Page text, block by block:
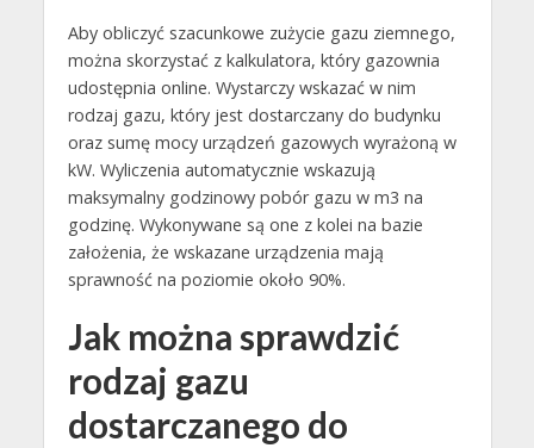
Aby obliczyć szacunkowe zużycie gazu ziemnego,
można skorzystać z kalkulatora, który gazownia
udostępnia online. Wystarczy wskazać w nim
rodzaj gazu, który jest dostarczany do budynku
oraz sumę mocy urządzeń gazowych wyrażoną w
kW. Wyliczenia automatycznie wskazują
maksymalny godzinowy pobór gazu w m3 na
godzinę. Wykonywane są one z kolei na bazie
założenia, że wskazane urządzenia mają
sprawność na poziomie około 90%.
Jak można sprawdzić
rodzaj gazu
dostarczanego do